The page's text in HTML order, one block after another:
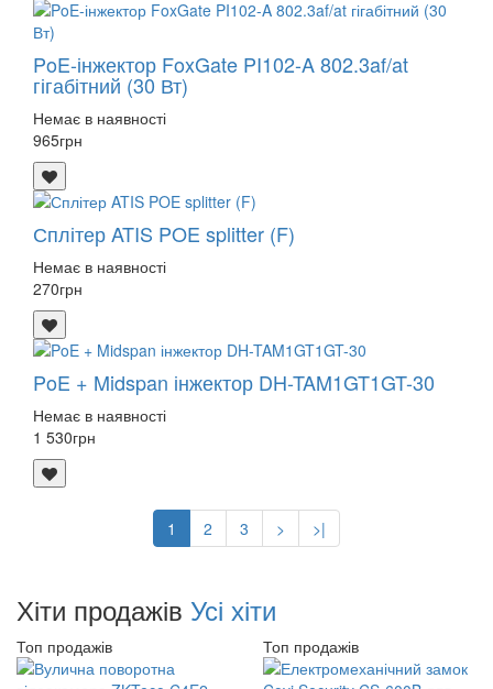
PoE-інжектор FoxGate PI102-A 802.3af/at
гігабітний (30 Вт)
Немає в наявності
965грн
Сплітер ATIS POE splitter (F)
Немає в наявності
270грн
PoE + Midspan інжектор DH-TAM1GT1GT-30
Немає в наявності
1 530грн
1 2 3 > >|
Хіти продажів Усі хіти
Топ продажів Топ продажів